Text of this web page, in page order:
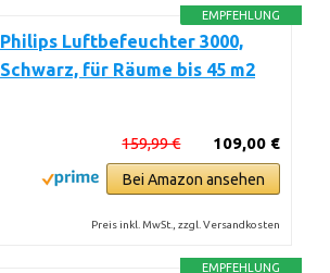
EMPFEHLUNG
Philips Luftbefeuchter 3000,
Schwarz, für Räume bis 45 m2
109,00 €
159,99 €
Bei Amazon ansehen
Preis inkl. MwSt., zzgl. Versandkosten
EMPFEHLUNG